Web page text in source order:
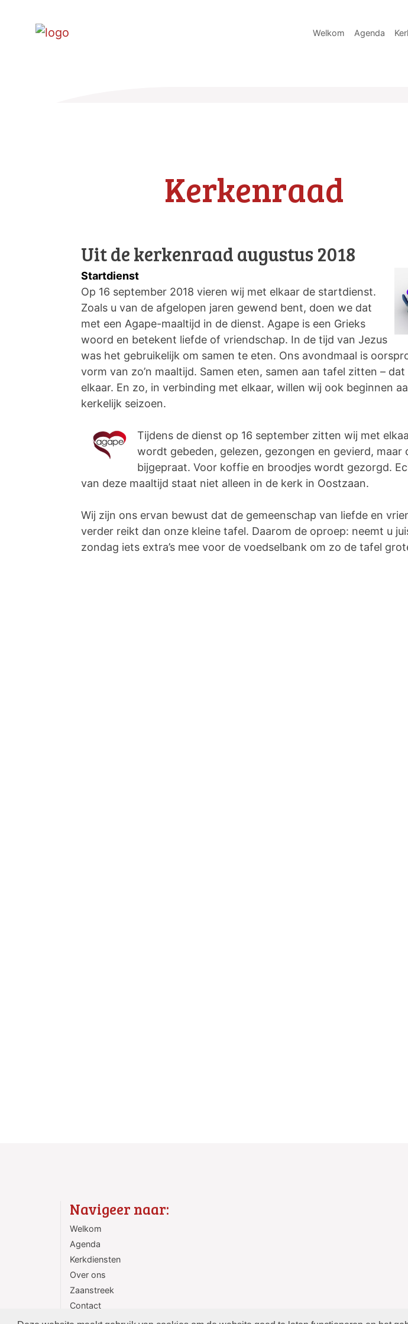
Welkom Agenda
Kerkenraad
Uit de kerkenraad augustus 2018
Startdienst
Op 16 september 2018 vieren wij met elkaar de startdienst.
Zoals u van de afgelopen jaren gewend bent, doen we dat
met een Agape-maaltijd in de dienst. Agape is een Grieks
woord en betekent liefde of vriendschap. In de tijd van Jezus
was het gebruikelijk om samen te eten. Ons avondmaal is
vorm van zo’n maaltijd. Samen eten, samen aan tafel zitten –
elkaar. En zo, in verbinding met elkaar, willen wij ook beginnen
kerkelijk seizoen.
Tijdens de dienst op 16 september zitten wij met
wordt gebeden, gelezen, gezongen en gevierd, maar
bijgepraat. Voor koffie en broodjes wordt gezorgd.
van deze maaltijd staat niet alleen in de kerk in Oostzaan.
Wij zijn ons ervan bewust dat de gemeenschap van liefde en
verder reikt dan onze kleine tafel. Daarom de oproep: neemt u
zondag iets extra’s mee voor de voedselbank om zo de tafel
Navigeer naar:
Welkom
Agenda
Kerkdiensten
Over ons
Zaanstreek
Contact
ANBI